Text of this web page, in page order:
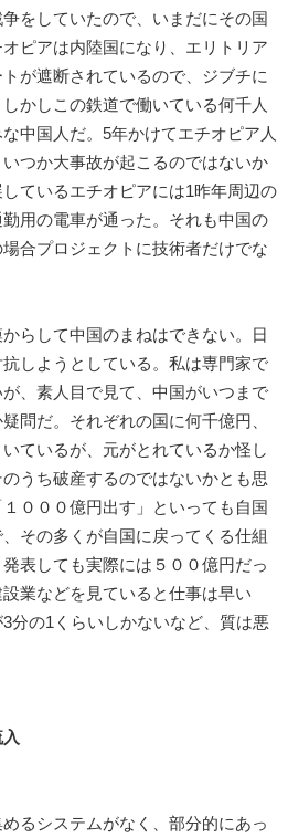
をしていたので、いまだにその国
ピアは内陸国になり、エリトリア
が遮断されているので、ジブチに
かしこの鉄道で働いている何千人
中国人だ。5年かけてエチオピア人
つか大事故が起こるのではないか
ているエチオピアには1昨年周辺の
用の電車が通った。それも中国の
合プロジェクトに技術者だけでな
らして中国のまねはできない。日
しようとしている。私は専門家で
、素人目で見て、中国がいつまで
問だ。それぞれの国に何千億円、
ているが、元がとれているか怪し
うち破産するのではないかとも思
０００億円出す」といっても自国
その多くが自国に戻ってくる仕組
表しても実際には５００億円だっ
業などを見ていると仕事は早い
分の1くらいしかないなど、質は悪
るシステムがなく、部分的にあっ